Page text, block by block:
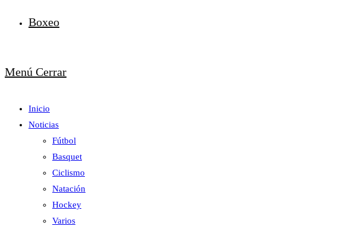
Boxeo
Menú Cerrar
Inicio
Noticias
Fútbol
Basquet
Ciclismo
Natación
Hockey
Varios